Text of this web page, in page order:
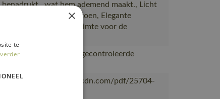
wat hem ademend maakt., Licht
overhemd van puur katoen, Elegante
met voldoende ruimte voor de
in Bangladesh bij gecontroleerde
1ccb8.kxcdn.com/pdf/25704-
×
te